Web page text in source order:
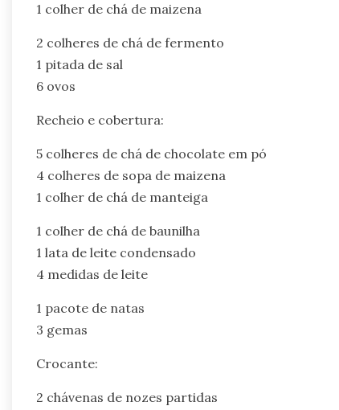
1 colher de chá de maizena
2 colheres de chá de fermento
1 pitada de sal
6 ovos
Recheio e cobertura:
5 colheres de chá de chocolate em pó
4 colheres de sopa de maizena
1 colher de chá de manteiga
1 colher de chá de baunilha
1 lata de leite condensado
4 medidas de leite
1 pacote de natas
3 gemas
Crocante:
2 chávenas de nozes partidas